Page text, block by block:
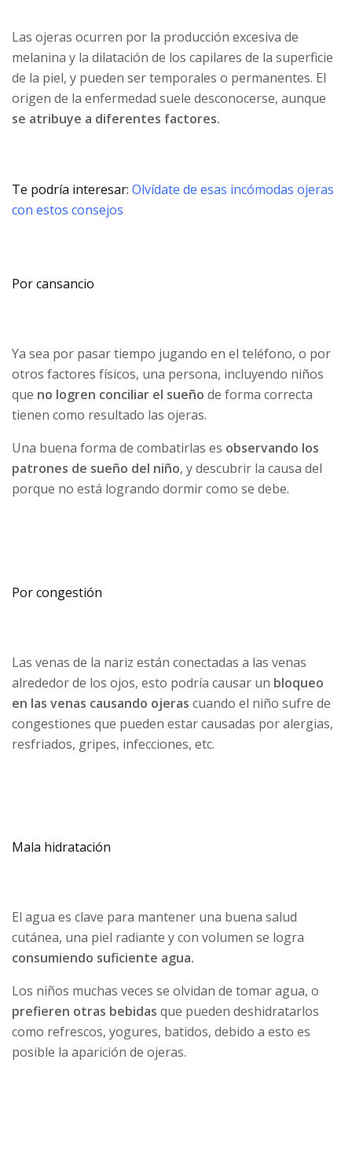
Las ojeras ocurren por la producción excesiva de
melanina y la dilatación de los capilares de la superficie
de la piel, y pueden ser temporales o permanentes. El
origen de la enfermedad suele desconocerse, aunque
se atribuye a diferentes factores.
Te podría interesar: Olvídate de esas incómodas ojeras
con estos consejos
Por cansancio
Ya sea por pasar tiempo jugando en el teléfono, o por
otros factores físicos, una persona, incluyendo niños
que no logren conciliar el sueño de forma correcta
tienen como resultado las ojeras.
Una buena forma de combatirlas es observando los
patrones de sueño del niño, y descubrir la causa del
porque no está logrando dormir como se debe.
Por congestión
Las venas de la nariz están conectadas a las venas
alrededor de los ojos, esto podría causar un bloqueo
en las venas causando ojeras cuando el niño sufre de
congestiones que pueden estar causadas por alergias,
resfriados, gripes, infecciones, etc.
Mala hidratación
El agua es clave para mantener una buena salud
cutánea, una piel radiante y con volumen se logra
consumiendo suficiente agua.
Los niños muchas veces se olvidan de tomar agua, o
prefieren otras bebidas que pueden deshidratarlos
como refrescos, yogures, batidos, debido a esto es
posible la aparición de ojeras.